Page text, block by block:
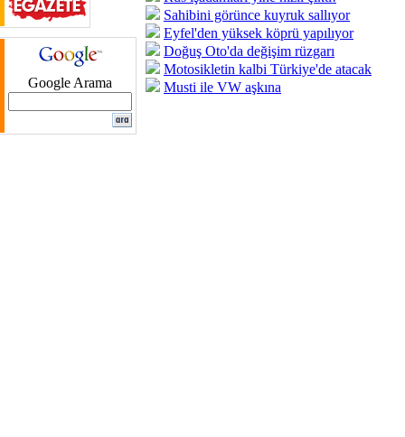
Google Arama
Sahibini görünce kuyruk sallıyor
Eyfel'den yüksek köprü yapılıyor
Doğuş Oto'da değişim rüzgarı
Motosikletin kalbi Türkiye'de atacak
Musti ile VW aşkına